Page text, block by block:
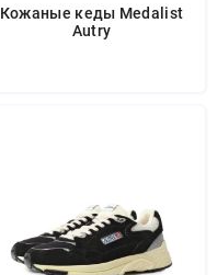
Кожаные кеды Medalist
Autry